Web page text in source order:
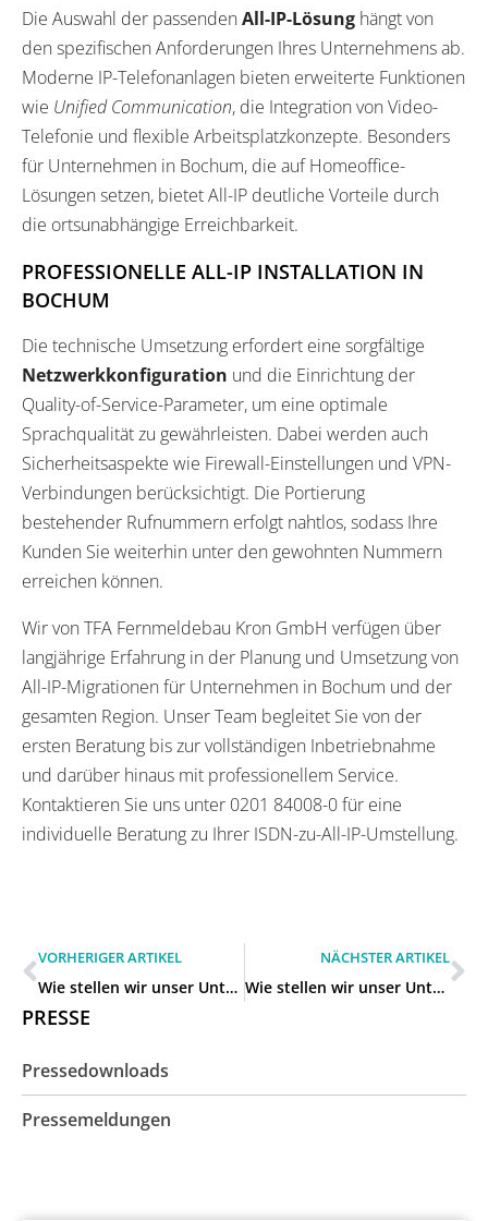
Die Auswahl der passendenAll-IP-Lösung hängt von
den spezifischen Anforderungen Ihres Unternehmens ab.
Moderne IP-Telefonanlagen bieten erweiterte Funktionen
wie Unified Communication, die Integration von Video-
Telefonie und flexible Arbeitsplatzkonzepte. Besonders
für Unternehmen in Bochum, die auf Homeoffice-
Lösungen setzen, bietet All-IP deutliche Vorteile durch
die ortsunabhängige Erreichbarkeit.
PROFESSIONELLE ALL-IP INSTALLATION IN
BOCHUM
Die technische Umsetzung erfordert eine sorgfältige
Netzwerkkonfiguration und die Einrichtung der
Quality-of-Service-Parameter, um eine optimale
Sprachqualität zu gewährleisten. Dabei werden auch
Sicherheitsaspekte wie Firewall-Einstellungen und VPN-
Verbindungen berücksichtigt. Die Portierung
bestehender Rufnummern erfolgt nahtlos, sodass Ihre
Kunden Sie weiterhin unter den gewohnten Nummern
erreichen können.
Wir von TFA Fernmeldebau Kron GmbH verfügen über
langjährige Erfahrung in der Planung und Umsetzung von
All-IP-Migrationen für Unternehmen in Bochum und der
gesamten Region. Unser Team begleitet Sie von der
ersten Beratung bis zur vollständigen Inbetriebnahme
und darüber hinaus mit professionellem Service.
Kontaktieren Sie uns unter 0201 84008-0 für eine
individuelle Beratung zu Ihrer ISDN-zu-All-IP-Umstellung.
VORHERIGER ARTIKEL
Wie stellen wir unser Unternehmen von ISDN auf All-IP um in Herne?
NÄCHSTER ARTIKEL
Wie stellen wir unser Unternehmen von ISDN auf All-IP um in Hattingen?
PRESSE
Pressedownloads
Pressemeldungen